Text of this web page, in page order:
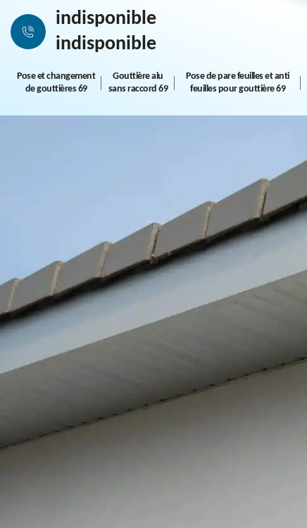
indisponible
indisponible
Pose et changement
de gouttières 69
Gouttière alu
sans raccord 69
Pose de pare feuilles et anti
feuilles pour gouttière 69